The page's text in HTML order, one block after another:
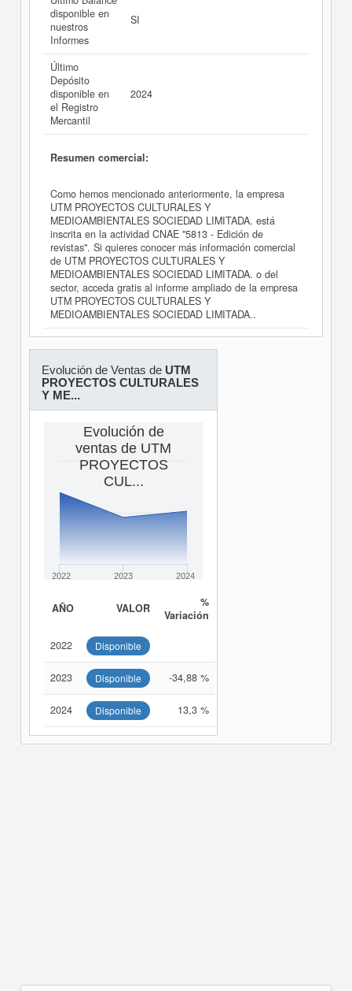
disponible en
nuestros
Informes
SI
Último
Depósito
disponible en
el Registro
Mercantil
2024
Resumen comercial:
Como hemos mencionado anteriormente, la empresa
UTM PROYECTOS CULTURALES Y
MEDIOAMBIENTALES SOCIEDAD LIMITADA. está
inscrita en la actividad CNAE "5813 - Edición de
revistas". Si quieres conocer más información comercial
de UTM PROYECTOS CULTURALES Y
MEDIOAMBIENTALES SOCIEDAD LIMITADA. o del
sector, acceda gratis al informe ampliado de la empresa
UTM PROYECTOS CULTURALES Y
MEDIOAMBIENTALES SOCIEDAD LIMITADA..
Evolución de Ventas de UTM
PROYECTOS CULTURALES
Y ME...
Evolución de
ventas de UTM
PROYECTOS
CUL...
2022 2023 2024
AÑO VALOR
%
Variación
2022 Disponible
2023 Disponible -34,88 %
2024 Disponible 13,3 %